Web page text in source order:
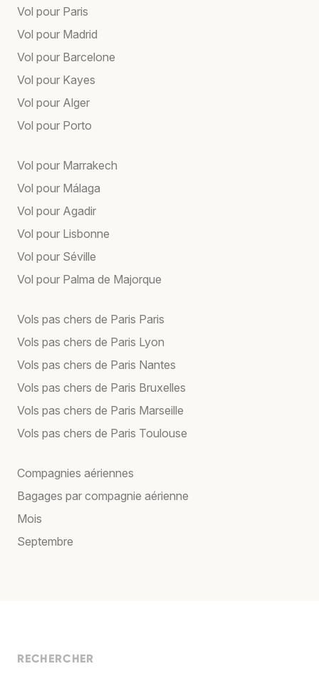
Vol pour Paris
Vol pour Madrid
Vol pour Barcelone
Vol pour Kayes
Vol pour Alger
Vol pour Porto
Vol pour Marrakech
Vol pour Málaga
Vol pour Agadir
Vol pour Lisbonne
Vol pour Séville
Vol pour Palma de Majorque
Vols pas chers de Paris Paris
Vols pas chers de Paris Lyon
Vols pas chers de Paris Nantes
Vols pas chers de Paris Bruxelles
Vols pas chers de Paris Marseille
Vols pas chers de Paris Toulouse
Compagnies aériennes
Bagages par compagnie aérienne
Mois
Septembre
RECHERCHER